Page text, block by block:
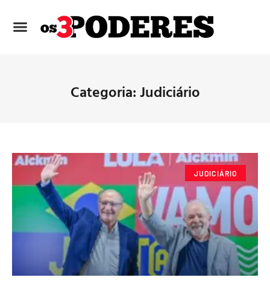
Categoria: Judiciário
JUDICIÁRIO